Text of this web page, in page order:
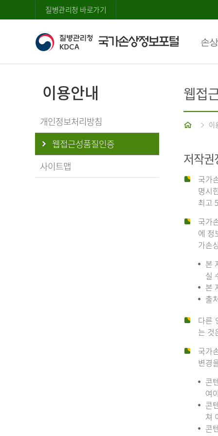
질병관리청 바로가기
손
이용안내
개인정보처리방침
웹접근성품질인증
사이트맵
웹접
홈 이
저작권
국가
명시
최고
국가
에 정
가손
본
실
본
출
다른
는 것
국가
변경
콘
여
콘
쳐
콘